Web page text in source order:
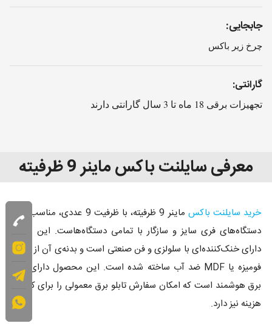
جابجایی:
چرخ زیر باکس
گارانتی:
تجهیزات برقی 18 ماه تا 3 سال گارانتی دارند
معرفی سایلنت باکس ماینر 9 ظرفیته
خرید سایلنت باکس
ماینر 9 ظرفیته، با ظرفیت 9 عددی، مناسب برای
دستگاه‌های فری سایز و سازگار با تمامی دستگاه‌هاست. این باکس
دارای خنک‌کننده‌ای با سلولزی و فن صنعتی است و بدنه‌ی آن از جنس
فومیزه یا MDF ضد آب ساخته شده است. این محصول دارای تابلو
برق هوشمند است که امکان سفارش تابلو برق معمولی را برای کاهش
هزینه نیز دارد.